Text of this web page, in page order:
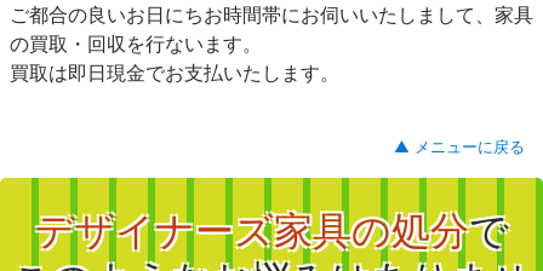
ご都合の良いお日にちお時間帯にお伺いいたしまして、家具
の買取・回収を行ないます。
買取は即日現金でお支払いたします。
▲ メニューに戻る
デザイナーズ家具の処分で